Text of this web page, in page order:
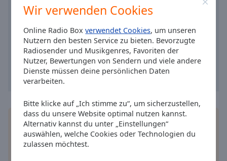
Wir verwenden Cookies
Online Radio Boxverwendet Cookies, um unseren
Nutzern den besten Service zu bieten. Bevorzugte
Radiosender und Musikgenres, Favoriten der
Nutzer, Bewertungen von Sendern und viele andere
Dienste müssen deine persönlichen Daten
verarbeiten.
Bitte klicke auf „Ich stimme zu“, um sicherzustellen,
dass du unsere Website optimal nutzen kannst.
Alternativ kannst du unter „Einstellungen“
auswählen, welche Cookies oder Technologien du
zulassen möchtest.
Opacity
Installieren Sie gratis Gratisappauf Ihrem
Smartphone die Online Radio Box-App und hören
Sie Ihr Lieblingsradio online an, wo Sie immer